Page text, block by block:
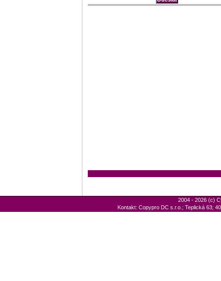
2004 - 2026 (c)
Kontakt: Copypro DC s.r.o.; Teplická 63;